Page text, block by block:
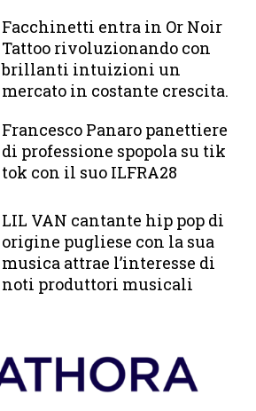
Facchinetti entra in Or Noir
Tattoo rivoluzionando con
brillanti intuizioni un
mercato in costante crescita.
Francesco Panaro panettiere
di professione spopola su tik
tok con il suo ILFRA28
LIL VAN cantante hip pop di
origine pugliese con la sua
musica attrae l’interesse di
noti produttori musicali